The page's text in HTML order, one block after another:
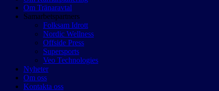
Om Tränaravtal
Samarbetspartners
Folksam Idrott
Nordic Wellness
Offside Press
Supersports
Veo Technologies
Nyheter
Om oss
Kontakta oss